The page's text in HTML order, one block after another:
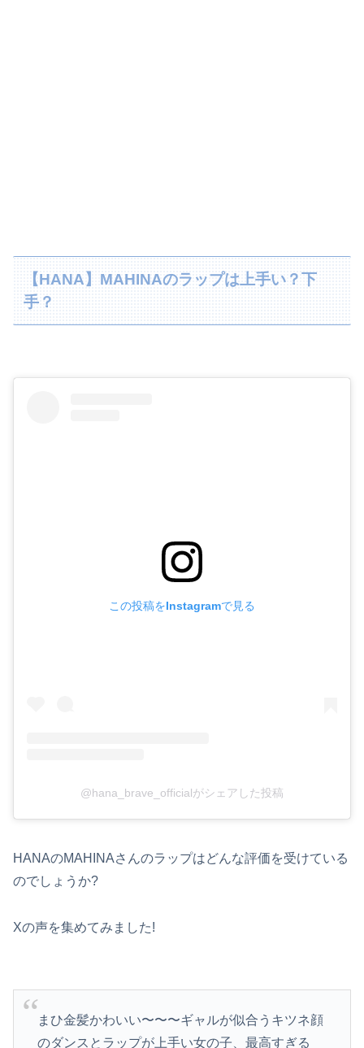
【HANA】MAHINAのラップは上手い？下
手？
この投稿をInstagramで見る
@hana_brave_officialがシェアした投稿
HANAのMAHINAさんのラップはどんな評価を受けている
のでしょうか?
Xの声を集めてみました!
まひ金髪かわいい〜〜〜ギャルが似合うキツネ顔
のダンスとラップが上手い女の子、最高すぎる